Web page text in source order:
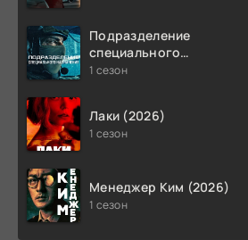
Подразделение
специального
назначения (2026)
1 сезон
Лаки (2026)
1 сезон
Менеджер Ким (2026)
1 сезон